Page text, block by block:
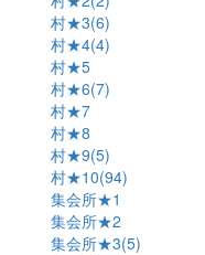
村★3(6)
村★4(4)
村★5
村★6(7)
村★7
村★8
村★9(5)
村★10(94)
集会所★1
集会所★2
集会所★3(5)